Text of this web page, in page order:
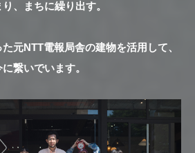
、まちに繰り出す。
元NTT電報局舎の建物を活用して、
繋いでいます。